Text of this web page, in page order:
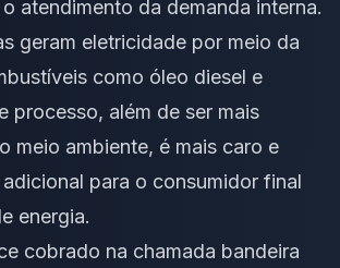
atendimento da demanda interna.
geram eletricidade por meio da
como óleo diesel e
processo, além de ser mais
meio ambiente, é mais caro e
para o consumidor final
energia.
cobrado na chamada bandeira